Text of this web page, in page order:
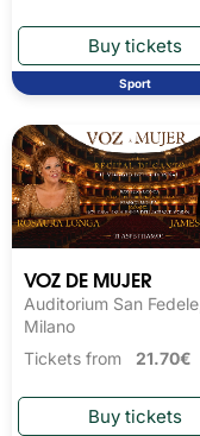
Sport
VOZ DE MUJER
Auditorium San Fedele,
Milano
Tickets from 21.70€